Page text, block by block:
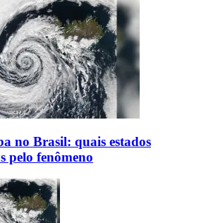
no Brasil: quais estados
pelo fenômeno